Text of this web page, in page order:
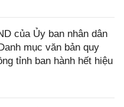
của Ủy ban nhân dân
mục văn bản quy
tỉnh ban hành hết hiệu